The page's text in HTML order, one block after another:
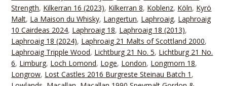
Strength, Kilkerran 16 (2023), Kilkerran 8, Koblenz, Köln, Kyrö
Malt, La Maison du Whisky, Langertun, Laphroaig, Laphroaig
10 Cairdeas 2024, Laphroaig 18, Laphroaig 18 (2013),
Laphroaig 18 (2024), Laphroaig 21 Malts of Scottland 2000,
Laphroaig Tripple Wood, Lichtburg 21 No. 5, Lichtburg 21 No.
6, Limburg, Loch Lomond, Loge, London, Longmorn 18,
Longrow, Lost Castles 2016 Burgreste Steinau Batch 1 ,